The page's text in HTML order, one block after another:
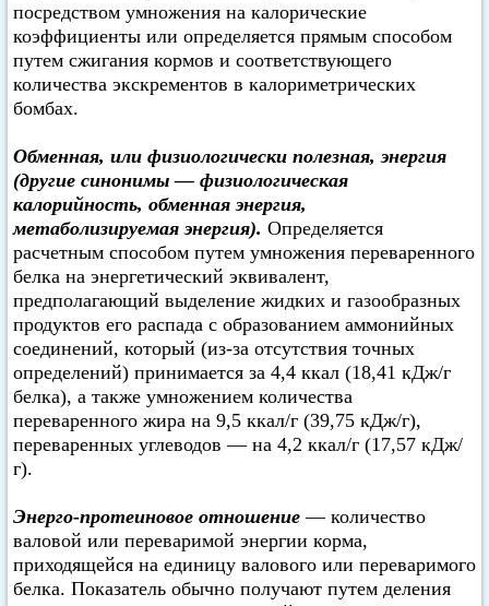
посредством умножения на калорические
коэффициенты или определяется прямым способом
путем сжигания кормов и соответствующего
количества экскрементов в калориметрических
бомбах.
Обменная, или физиологически полезная, энергия
(другие синонимы — физиологическая
калорийность, обменная энергия,
метаболизируемая энергия). Определяется
расчетным способом путем умножения переваренного
белка на энергетический эквивалент,
предполагающий выделение жидких и газообразных
продуктов его распада с образованием аммонийных
соединений, который (из-за отсутствия точных
определений) принимается за 4,4 ккал (18,41 кДж/г
белка), а также умножением количества
переваренного жира на 9,5 ккал/г (39,75 кДж/г),
переваренных углеводов — на 4,2 ккал/г (17,57 кДж/
г).
Энерго-протеиновое отношение — количество
валовой или переваримой энергии корма,
приходящейся на единицу валового или переваримого
белка. Показатель обычно получают путем деления